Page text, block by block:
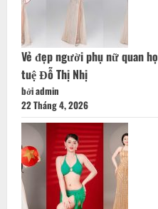
Vẻ đẹp người phụ nữ quan
tuệ Đỗ Thị Nhị
bởi admin
22 Tháng 4, 2026